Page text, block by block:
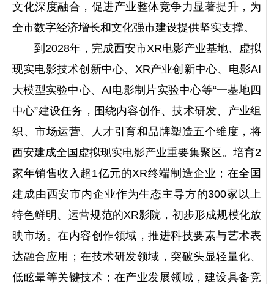
文化深度融合，促进产业整体竞争力显著提升，为
全市数字经济增长和文化强市建设提供坚实支撑。
到2028年，完成西安市XR电影产业基地、虚拟
现实电影技术创新中心、XR产业创新中心、电影AI
大模型实验中心、AI电影制片实验中心等“一基地四
中心”建设任务，围绕内容创作、技术研发、产业组
织、市场运营、人才引育和品牌塑造五个维度，将
西安建成全国虚拟现实电影产业重要集聚区。培育2
家年销售收入超1亿元的XR终端制造企业；在全国
建成由西安市内企业作为生态主导方的300家以上
特色鲜明、运营规范的XR影院，初步形成规模化放
映市场。在内容创作领域，推进科技要素与艺术表
达融合应用；在技术研发领域，突破头显轻量化、
低眩晕等关键技术；在产业发展领域，建设具备竞